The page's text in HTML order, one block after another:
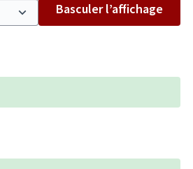
Basculer l’affichage